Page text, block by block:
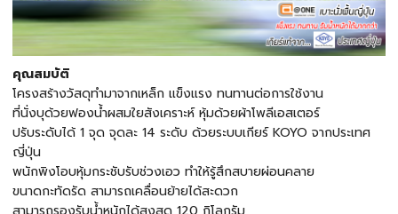
คุณสมบัติ
โครงสร้างวัสดุทำมาจากเหล็ก แข็งแรง ทนทานต่อการใช้งาน
ที่นั่งบุด้วยฟองน้ำผสมใยสังเคราะห์ หุ้มด้วยผ้าโพลีเอสเตอร์
ปรับระดับได้ 1 จุด จุดละ 14 ระดับ ด้วยระบบเกียร์ KOYO จากประเทศ
ญี่ปุ่น
พนักพิงโอบหุ้มกระชับรับช่วงเอว ทำให้รู้สึกสบายผ่อนคลาย
ขนาดกะทัดรัด สามารถเคลื่อนย้ายได้สะดวก